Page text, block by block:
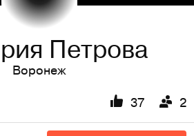
Петрова
Воронеж
37 2